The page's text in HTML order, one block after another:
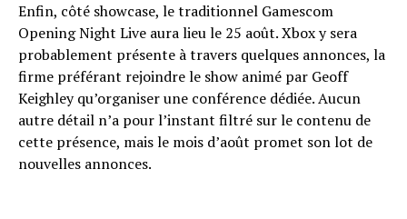
Enfin, côté showcase, le traditionnel Gamescom
Opening Night Live aura lieu le 25 août. Xbox y sera
probablement présente à travers quelques annonces, la
firme préférant rejoindre le show animé par Geoff
Keighley qu’organiser une conférence dédiée. Aucun
autre détail n’a pour l’instant filtré sur le contenu de
cette présence, mais le mois d’août promet son lot de
nouvelles annonces.